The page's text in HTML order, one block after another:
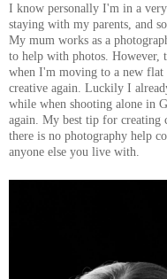
I know personally I'm in a
staying with my parents, and
My mum works as a
to help with photos. However,
when I'm moving to a new flat
creative again. Luckily I
while when shooting alone in
again. My best tip for creating
there is no photography help
anyone else you live with.